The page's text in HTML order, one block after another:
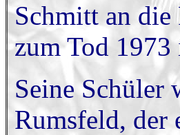
Schmitt an
zum Tod
Seine Schüler
Rumsfeld, der